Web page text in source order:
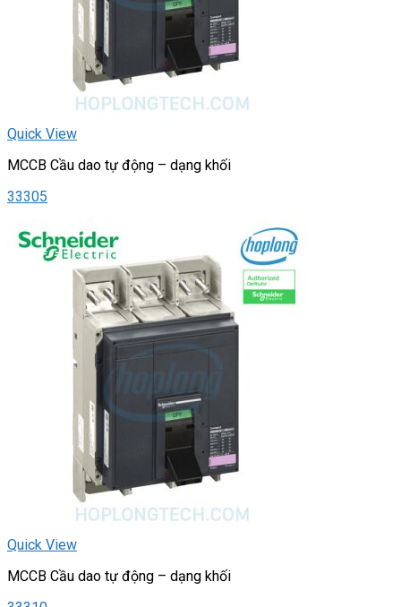
Quick View
MCCB Cầu dao tự động – dạng khối
33305
Quick View
MCCB Cầu dao tự động – dạng khối